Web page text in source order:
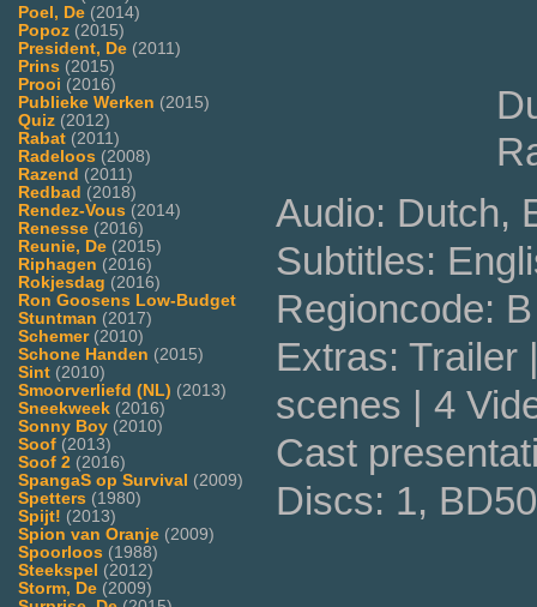
Poel, De (2014)
Popoz (2015)
President, De (2011)
Prins (2015)
Prooi (2016)
Publieke Werken (2015)
Quiz (2012)
Rabat (2011)
Radeloos (2008)
Razend (2011)
Redbad (2018)
Rendez-Vous (2014)
Renesse (2016)
Reunie, De (2015)
Riphagen (2016)
Rokjesdag (2016)
Ron Goosens Low-Budget
Stuntman (2017)
Schemer(2010)
Schone Handen (2015)
Sint (2010)
Smoorverliefd (NL) (2013)
Sneekweek (2016)
Sonny Boy (2010)
Soof (2013)
Soof 2 (2016)
SpangaS op Survival (2009)
Spetters (1980)
Spijt! (2013)
Spion van Oranje (2009)
Spoorloos (1988)
Steekspel (2012)
Storm, De (2009)
Audio: Dutch,
Subtitles:
Regioncode:
Extras: Trailer
scenes | 4
Cast
Discs: 1, BD50